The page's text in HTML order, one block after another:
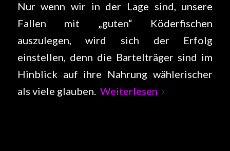
Nur wenn wir in der Lage sind, unsere
Fallen mit „guten“ Köderfischen
auszulegen, wird sich der Erfolg
einstellen, denn die Bartelträger sind im
Hinblick auf ihre Nahrung wählerischer
als viele glauben. Weiterlesen